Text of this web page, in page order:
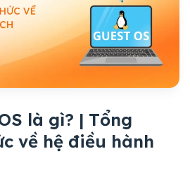
là gì? | Tổng
về hệ điều hành